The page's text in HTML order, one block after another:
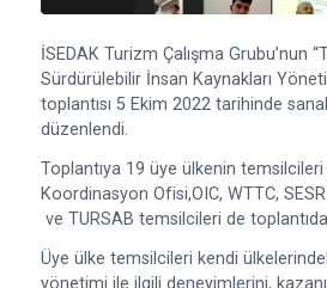
İSEDAK Turizm Çalışma Grubu’nun
Sürdürülebilir İnsan Kaynakları
toplantısı 5 Ekim 2022 tarihinde
düzenlendi.
Toplantıya 19 üye ülkenin temsilcileri
Koordinasyon Ofisi,OIC, WTTC,
ve TURSAB temsilcileri de toplantıda
Üye ülke temsilcileri kendi